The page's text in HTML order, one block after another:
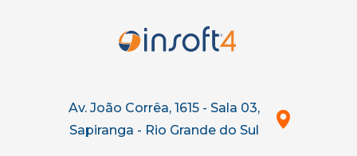
Av. João Corrêa, 1615 - Sala 03,
Sapiranga - Rio Grande do Sul